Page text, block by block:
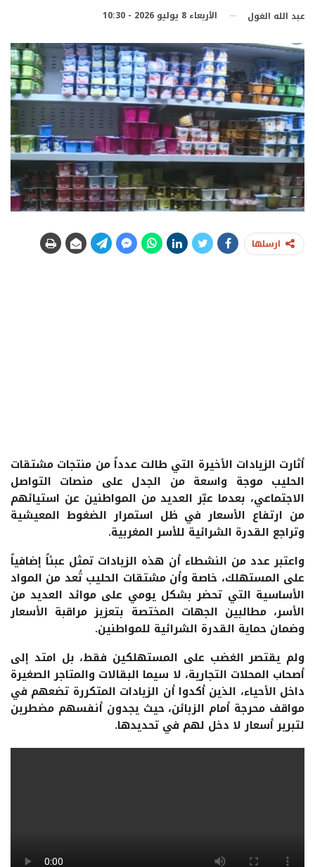
عبد الله الغول الأربعاء 8 يوليو 2026 - 10:30
ارسلها
أثارت الزيادات الأخيرة التي طالت عدداً من منتجات مشتقات
الحليب موجة واسعة من الجدل على منصات التواصل
الاجتماعي، بعدما عبّر العديد من المواطنين عن استيائهم
من ارتفاع الأسعار في ظل استمرار الضغوط المعيشية
وتراجع القدرة الشرائية للأسر المغربية.
واعتبر عدد من النشطاء أن هذه الزيادات تمثل عبئاً إضافياً
على المستهلك، خاصة وأن مشتقات الحليب تُعد من المواد
الأساسية التي تحضر بشكل يومي على موائد العديد من
الأسر، مطالبين الجهات المختصة بتعزيز مراقبة الأسعار
وضمان حماية القدرة الشرائية للمواطنين.
ولم يقتصر الغضب على المستهلكين فقط، بل امتد إلى
أصحاب المحلات التجارية، لا سيما البقالات والمتاجر الصغيرة
داخل الأحياء، الذين أكدوا أن الزيادات المتكررة تضعهم في
مواقف محرجة أمام الزبائن، حيث يجدون أنفسهم مضطرين
لتبرير أسعار لا دخل لهم في تحديدها.